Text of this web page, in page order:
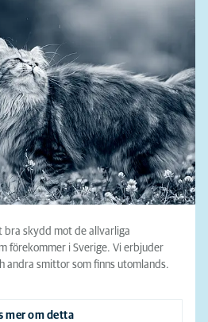
bra skydd mot de allvarliga
förekommer i Sverige. Vi erbjuder
andra smittor som finns utomlands.
mer om detta